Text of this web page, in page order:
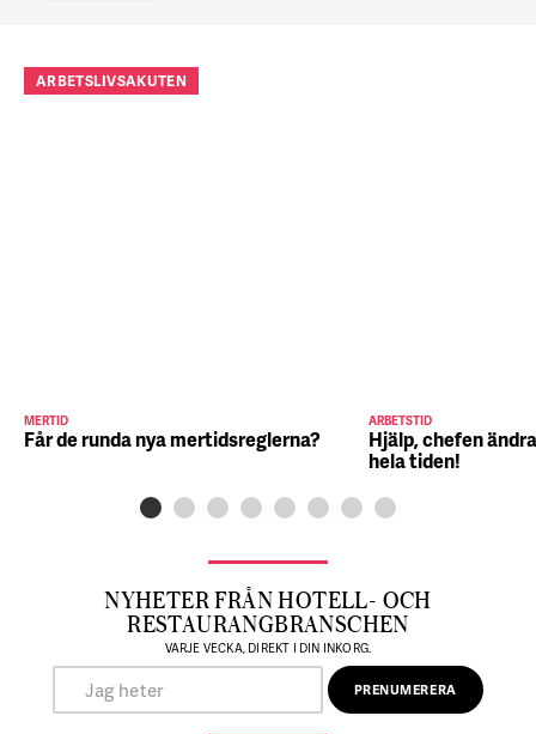
ARBETSLIVSAKUTEN
MERTID
Får de runda nya mertidsreglerna?
ARBETSTID
Hjälp, chefen
hela tiden!
NYHETER FRÅN HOTELL- OCH
RESTAURANGBRANSCHEN
VARJE VECKA, DIREKT I DIN INKORG.